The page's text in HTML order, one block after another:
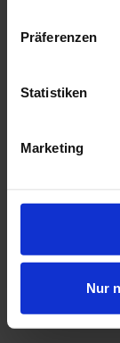
Präferenzen
Statistiken
Marketing
Nur
Versah LLC
Artikelnr.:
177,45 €